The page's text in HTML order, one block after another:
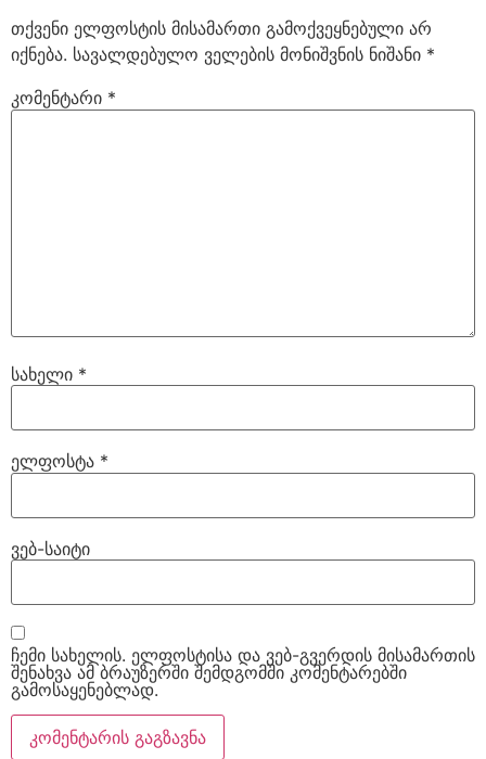
თქვენი ელფოსტის მისამართი გამოქვეყნებული არ
იქნება. სავალდებულო ველების მონიშვნის ნიშანი *
კომენტარი *
სახელი *
ელფოსტა *
ვებ-საიტი
ჩემი სახელის. ელფოსტისა და ვებ-გვერდის მისამართის
შენახვა ამ ბრაუზერში შემდგომში კომენტარებში
გამოსაყენებლად.